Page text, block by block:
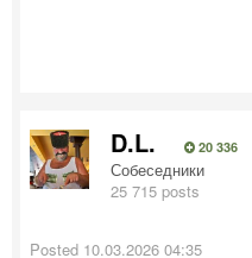
D.L. 20 336
Собеседники
25 715 posts
Posted 10.03.2026 04:35